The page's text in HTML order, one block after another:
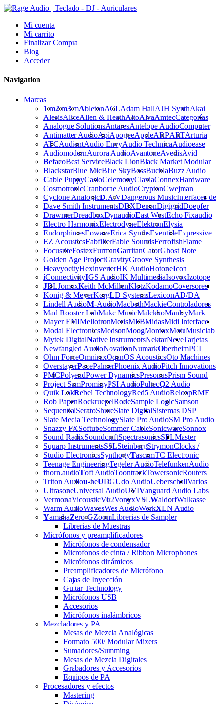
Mi cuenta
Mi carrito
Finalizar Compra
Blog
Acceder
Navigation
Marcas
1m2m3mAbletonACLAdam HallAJH SynthAkai
AlesisAliceAllen & HeathAltoAlvaAmtec
Analogue SolutionsAntaresAntelope Audio
Antimatter AudioApiApogeeAppleARPARTArturia
ATCAudientAudio EnvyAudio TechnicaAudioease
AudiomodernAurora AudioAvantoneAvedisAvid
BefacoBest ServiceBlack LionBlack Market Modular
BlackstarBlue MicBlue SkyBossBuchlaBuzz Audio
Cable PuppyCasioCelemonyClaviaConnex
CosmotronicCranborne AudioCryptonCwejman
Cyclone AnalogicD.A.VDangerous Music
Dave Smith InstrumentsDBXDenonDigigridDoepfer
DrawmerDreadboxDynaudioEast WestEcho Fix
Electro HarmonixElectrodyneElektronElysia
Endorphin.esEowaveErica SynthsEventideExpressive
EZ AcousticsFabfilterFable SoundsFerrofishFlame
FocusriteFostexFurmanGarritanGatorGhost Note
Golden Age ProjectGravityGroove Synthesis
HeavyocityHexinverterHK AudioHotoneIcon
iConnectivityIGS AudioIK MultimediaIsovoxIzotope
JBLJomoxKeith McMillenKlotzKodamo
Konig & MeyerKorgLD SystemsLexicon
Lindell AudioM-AudioMacbethMackie
Mad Rooster LabMake MusicMalekkoManleyMark
Mayer EMIMellotronMerisMFBMidas
Modal ElectronicsModsonMoogMordaxMotuMusiclab
Mytek DigitalNative InstrumentsNektarNeve
Newfangled AudioNovationNumarkOberheim
Ohm ForceOmniraxOqanOS AcousticsOto Machines
OverstayerPacePalmerPhoenix AudioPitch Innovations
PMCPolyendPower DynamicsPresonusPrism Sound
Project SamProminyPSI AudioPultecQ2 Audio
Quik LokRebel TechnologyRed5 AudioReloopRME
Rob PapenRockruepelRodeSample LogicSamson
SequentialSeratoShureSlate Digital
Slate Media TechnologySlate Pro AudioSM Pro Audio
Snazzy FXSoftubeSommer CableSonicwareSonnox
Sound RadixSoundcraftSpectrasonicsSPL
Squarp InstrumentsSSLSteinbergStrymon
Studio ElectronicsSynthogyTascamTC Electronic
Teenage EngineeringTegeler AudioTelefunken
thorn.audioToft AudioToontrackTowersonic
Triton Audiou-heUDGUdo AudioUeberschall
UltrasoneUniversal AudioUVIVanguard Audio Labs
VermonaVicousticVir2VonyxVSLWaldorfWalkasse
Warm AudioWavesWes AudioWorkXLN Audio
YamahaZero-GZoom
Categorías
Computer
Hardware
Interfaces de
audio
Coversores
AD/DA
Controladores
Midi Interface
Tarjetas
PCI
Sistemas DSP
Master
Clocks /
Audio
Routers
Varios
Librerias de Sampler
Librerias de Muestras
Micrófonos y preamplificadores
Micrófonos de condensador
Microfonos de cinta / Ribbon Microphones
Micrófonos dinámicos
Preamplificadores de Micrófono
Cajas de Inyección
Guitar Technology
Micrófonos USB
Accesorios
Micrófonos inalámbricos
Mezcladores y PA
Mesas de Mezcla Analógicas
Formato 500/ Modular Mixers
Sumadores/Summing
Mesas de Mezcla Digitales
Grabadores y Accesorios
Equipos de PA
Procesadores y efectos
Mastering